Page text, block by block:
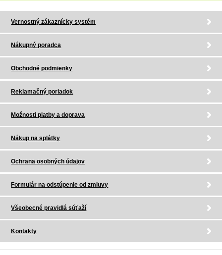
Vernostný zákaznícky systém
Nákupný poradca
Obchodné podmienky
Reklamačný poriadok
Možnosti platby a doprava
Nákup na splátky
Ochrana osobných údajov
Formulár na odstúpenie od zmluvy
Všeobecné pravidlá súťaží
Kontakty